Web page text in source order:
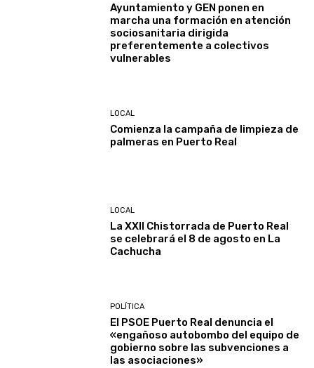
Ayuntamiento y GEN ponen en
marcha una formación en atención
sociosanitaria dirigida
preferentemente a colectivos
vulnerables
LOCAL
Comienza la campaña de limpieza de
palmeras en Puerto Real
LOCAL
La XXII Chistorrada de Puerto Real
se celebrará el 8 de agosto en La
Cachucha
POLÍTICA
El PSOE Puerto Real denuncia el
«engañoso autobombo del equipo de
gobierno sobre las subvenciones a
las asociaciones»